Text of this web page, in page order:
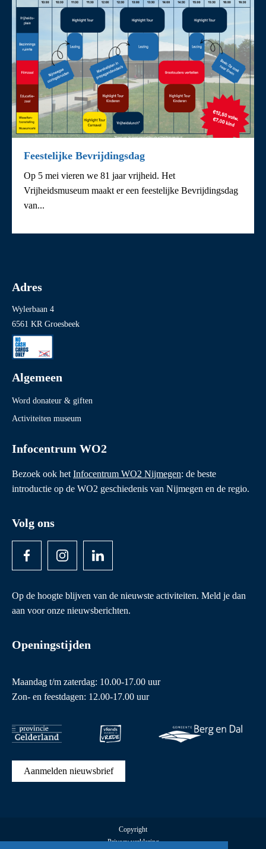
Feestelijke Bevrijdingsdag
Op 5 mei vieren we 81 jaar vrijheid. Het
Vrijheidsmuseum maakt er een feestelijke Bevrijdingsdag
van...
Adres
Wylerbaan 4
6561 KR Groesbeek
Algemeen
Word donateur & giften
Activiteiten museum
Infocentrum WO2
Bezoek ook het Infocentrum WO2 Nijmegen: de beste
introductie op de WO2 geschiedenis van Nijmegen en de regio.
Volg ons
Op de hoogte blijven van de nieuwste activiteiten. Meld je dan
aan voor onze nieuwsberichten.
Openingstijden
Maandag t/m zaterdag: 10.00-17.00 uur
Zon- en feestdagen: 12.00-17.00 uur
Aanmelden nieuwsbrief
Copyright
Privacy verklaring